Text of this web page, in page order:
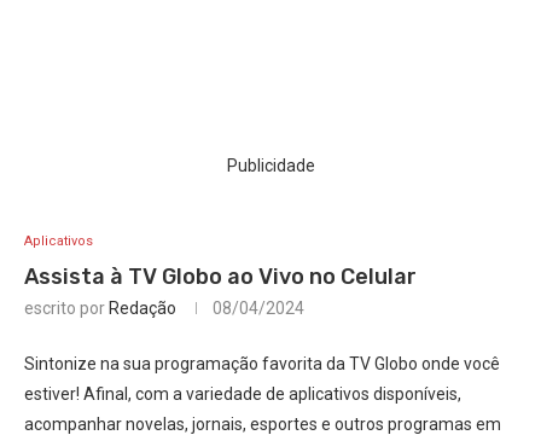
Publicidade
Aplicativos
Assista à TV Globo ao Vivo no Celular
escrito por Redação 08/04/2024
Sintonize na sua programação favorita da TV Globo onde você
estiver! Afinal, com a variedade de aplicativos disponíveis,
acompanhar novelas, jornais, esportes e outros programas em